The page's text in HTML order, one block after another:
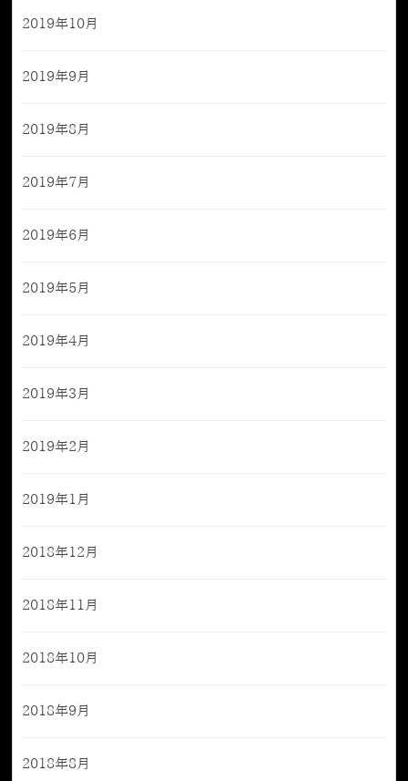
2019年10月
2019年9月
2019年8月
2019年7月
2019年6月
2019年5月
2019年4月
2019年3月
2019年2月
2019年1月
2018年12月
2018年11月
2018年10月
2018年9月
2018年8月